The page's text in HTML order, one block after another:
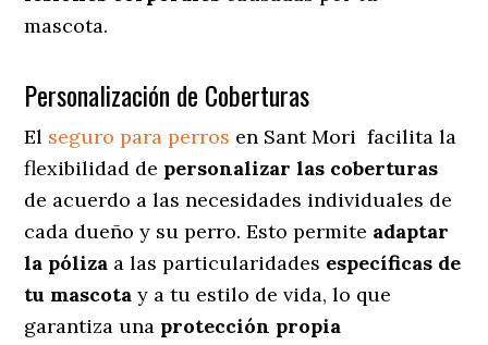
mascota.
Personalización de Coberturas
El seguro para perros en Sant Mori facilita la
flexibilidad de personalizar las coberturas
de acuerdo a las necesidades individuales de
cada dueño y su perro. Esto permite adaptar
la póliza a las particularidades específicas de
tu mascota y a tu estilo de vida, lo que
garantiza una protección propia